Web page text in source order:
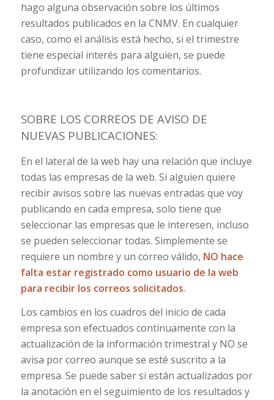
hago alguna observación sobre los últimos
resultados publicados en la CNMV. En cualquier
caso, como el análisis está hecho, si el trimestre
tiene especial interés para alguien, se puede
profundizar utilizando los comentarios.
SOBRE LOS CORREOS DE AVISO DE
NUEVAS PUBLICACIONES:
En el lateral de la web hay una relación que incluye
todas las empresas de la web. Si alguien quiere
recibir avisos sobre las nuevas entradas que voy
publicando en cada empresa, solo tiene que
seleccionar las empresas que le interesen, incluso
se pueden seleccionar todas. Simplemente se
requiere un nombre y un correo válido, NO hace
falta estar registrado como usuario de la web
para recibir los correos solicitados.
Los cambios en los cuadros del inicio de cada
empresa son efectuados continuamente con la
actualización de la información trimestral y NO se
avisa por correo aunque se esté suscrito a la
empresa. Se puede saber si están actualizados por
la anotación en el seguimiento de los resultados y